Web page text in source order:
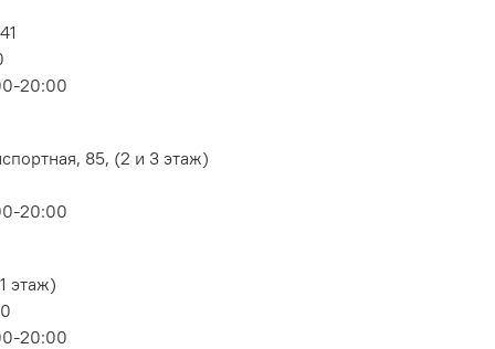
20:00
85, (2 и 3 этаж)
20:00
этаж)
20:00